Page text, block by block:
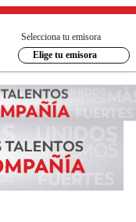
Selecciona tu emisora
Elige tu emisora